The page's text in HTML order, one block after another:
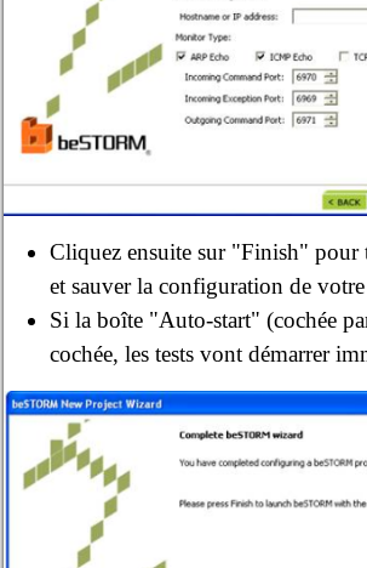
Cliquez ensuite sur "Finish" pour
et sauver la configuration de
Si la boîte "Auto-start" (cochée
cochée, les tests vont démarrer